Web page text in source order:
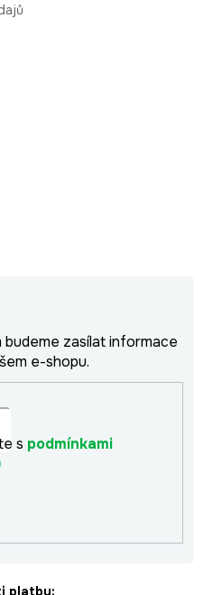
zasílat informace
e-shopu.
s podmínkami
platby: